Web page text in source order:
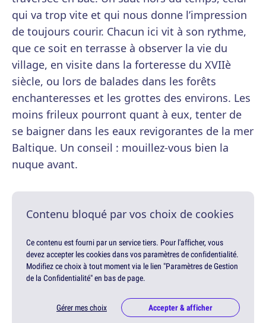
qui va trop vite et qui nous donne l’impression
de toujours courir. Chacun ici vit à son rythme,
que ce soit en terrasse à observer la vie du
village, en visite dans la forteresse du XVIIè
siècle, ou lors de balades dans les forêts
enchanteresses et les grottes des environs. Les
moins frileux pourront quant à eux, tenter de
se baigner dans les eaux revigorantes de la mer
Baltique. Un conseil : mouillez-vous bien la
nuque avant.
Contenu bloqué par vos choix de cookies
Ce contenu est fourni par un service tiers. Pour l'afficher, vous
devez accepter les cookies dans vos paramètres de confidentialité.
Modifiez ce choix à tout moment via le lien "Paramètres de Gestion
de la Confidentialité" en bas de page.
Gérer mes choix Accepter & afficher